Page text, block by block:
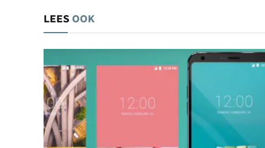
LEES OOK